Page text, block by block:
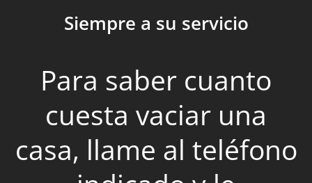
Siempre a su servicio
Para saber cuanto
cuesta vaciar una
casa, llame al teléfono